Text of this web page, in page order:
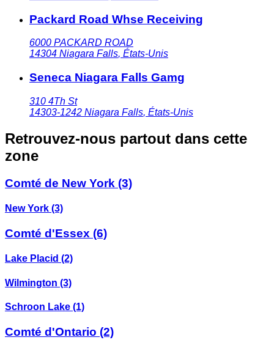
Packard Road Whse Receiving
6000 PACKARD ROAD
14304 Niagara Falls, États-Unis
Seneca Niagara Falls Gamg
310 4Th St
14303-1242 Niagara Falls, États-Unis
Retrouvez-nous partout dans cette
zone
Comté de New York (3)
New York (3)
Comté d'Essex (6)
Lake Placid (2)
Wilmington (3)
Schroon Lake (1)
Comté d'Ontario (2)